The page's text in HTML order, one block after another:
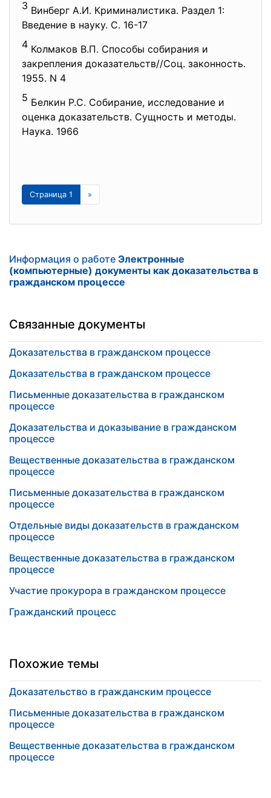
3 Винберг А.И. Криминалистика. Раздел 1:
Введение в науку. С. 16-17
4 Колмаков В.П. Способы собирания и
закрепления доказательств//Соц. законность.
1955. N 4
5 Белкин Р.С. Собирание, исследование и
оценка доказательств. Сущность и методы.
Наука. 1966
Страница 1 »
Информация о работе Электронные
(компьютерные) документы как доказательства в
гражданском процессе
Связанные документы
Доказательства в гражданском процессе
Доказательства в гражданском процессе
Письменные доказательства в гражданском
процессе
Доказательства и доказывание в гражданском
процессе
Вещественные доказательства в гражданском
процессе
Письменные доказательства в гражданском
процессе
Отдельные виды доказательств в гражданском
процессе
Вещественные доказательства в гражданском
процессе
Участие прокурора в гражданском процессе
Гражданский процесс
Похожие темы
Доказательство в гражданским процессе
Письменные доказательства в гражданском
процессе
Вещественные доказательства в гражданском
процессе